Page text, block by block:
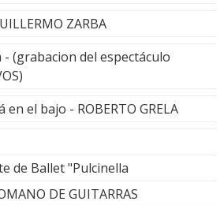
ZARBA
- (grabacion del espectáculo
en el bajo - ROBERTO GRELA
de Ballet "Pulcinella
DE GUITARRAS